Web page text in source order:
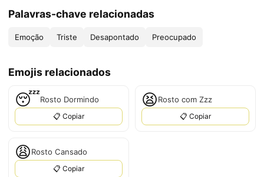
Palavras-chave relacionadas
Emoção Triste Desapontado Preocupado
Emojis relacionados
😴Rosto Dormindo
📋 Copiar
😫Rosto com Zzz
📋 Copiar
😩Rosto Cansado
📋 Copiar